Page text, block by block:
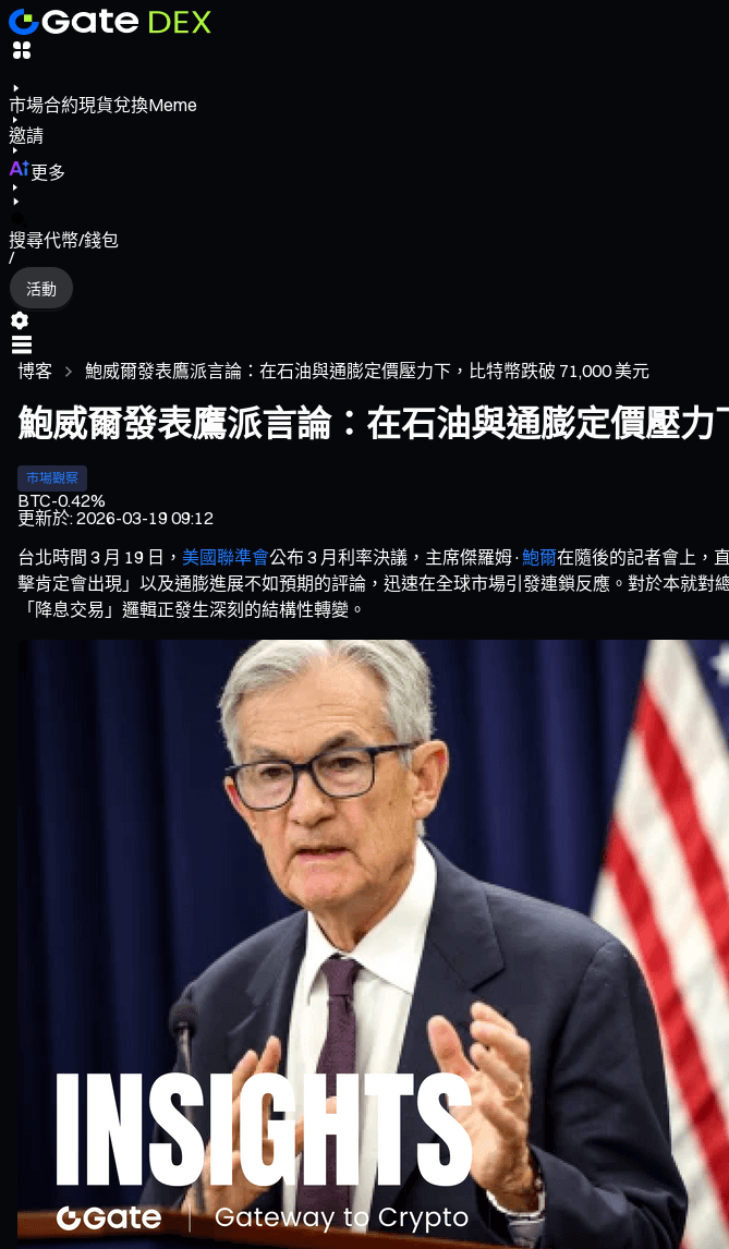
市場合約現貨兌換Meme
邀請
更多
搜尋代幣/錢包
/
活動
博客 鮑威爾發表鷹派言論：在石油與通膨定價壓力下，比特幣跌破 71,000 美元
鮑威爾發表鷹派言論：在石油與通膨定價壓力
市場觀察
BTC-0.42%
更新於:2026-03-19 09:12
台北時間 3 月 19 日， 美國聯準會公布 3 月利率決議，主席傑羅姆·鮑爾在隨後的記者會上，
擊肯定會出現」以及通膨進展不如預期的評論，迅速在全球市場引發連鎖反應。對於本就
「降息交易」邏輯正發生深刻的結構性轉變。